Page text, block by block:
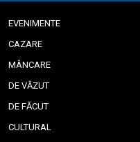
EVENIMENTE
CAZARE
MÂNCARE
DE VĂZUT
DE FĂCUT
CULTURAL